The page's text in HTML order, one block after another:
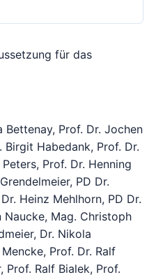
für das
Bettenay, Prof. Dr. Jochen
Birgit Habedank, Prof. Dr.
Prof. Dr. Henning
PD Dr.
Heinz Mehlhorn, PD Dr.
Naucke, Mag. Christoph
Dr. Nikola
Prof. Dr. Ralf
Prof. Ralf Bialek, Prof.